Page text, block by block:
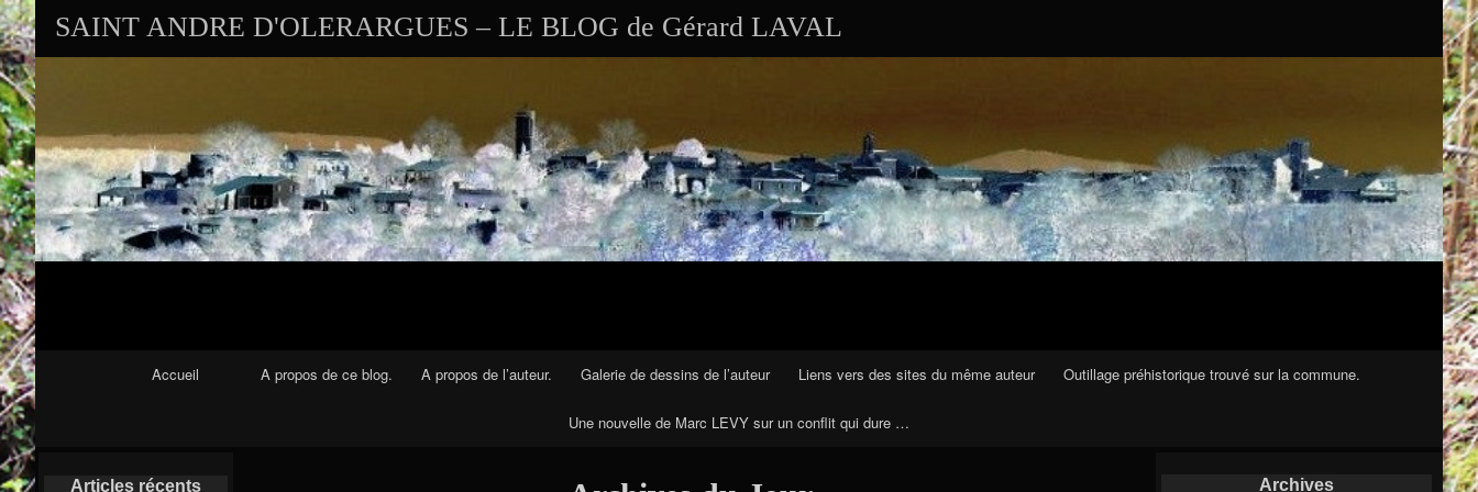
SAINT ANDRE D'OLERARGUES – LE BLOG de Gérard LAVAL
Navigation Principale
Accueil A propos de ce blog. A propos de l’auteur. Galerie de dessins de l’auteur Liens vers des sites du même auteur Outillage préhistorique trouvé sur la commune.
Une nouvelle de Marc LEVY sur un conflit qui dure …
Archives
Articles récents